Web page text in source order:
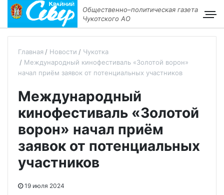
Общественно–политическая газета
Чукотского АО
Главная Новости
Чукотка
Международный кинофестиваль «Золотой ворон»
начал приём заявок от потенциальных участников
Международный
кинофестиваль «Золотой
ворон» начал приём
заявок от потенциальных
участников
19 июля 2024